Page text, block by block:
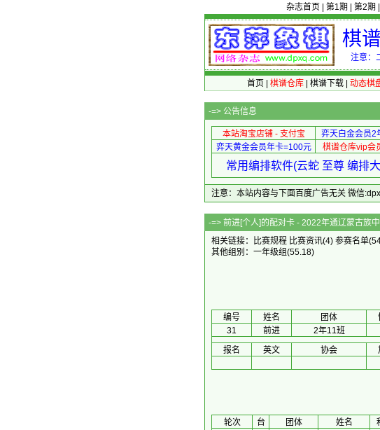
杂志首页 第1期 第2期
棋
注意：
首页 棋谱仓库| 棋谱下载| 动态棋
-=> 公告信息
本站淘宝店铺 - 支付宝 弈天白金会员2
弈天黄金会员年卡=100元
棋谱仓库vip会
常用编排软件(云蛇 至尊 编排
注意：本站内容与下面百度广告无关 微信
-=> 前进[个人]的配对卡 - 2022年通
相关链接：
比赛规程 比赛资讯(4) 参赛名单
其他组别： 一年级组(55.18)
编号 姓名 团体
31
前进 2年11班
报名
英文 协会
轮次 台 团体 姓名